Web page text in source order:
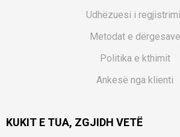
Udhëzuesi i
Metodat e dërgesave
Politika e kthimit
Ankesë nga klienti
Pyetjet më të shpeshta
KUKIT E TUA, ZGJIDH VETË